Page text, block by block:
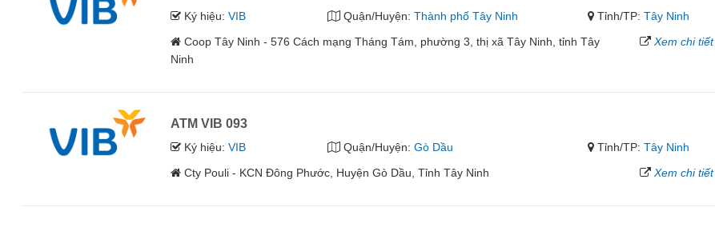
Ký hiệu:VIB Quận/Huyện: Thành phố Tây Ninh Tỉnh/TP:Tây Ninh
Coop Tây Ninh - 576 Cách mạng Tháng Tám, phường 3, thị xã Tây Ninh, tỉnh Tây
Ninh
Xem chi tiết
ATM VIB 093
Ký hiệu:VIB Quận/Huyện: Gò Dầu Tỉnh/TP:Tây Ninh
Cty Pouli - KCN Đông Phước, Huyện Gò Dầu, Tỉnh Tây Ninh
Xem chi tiết